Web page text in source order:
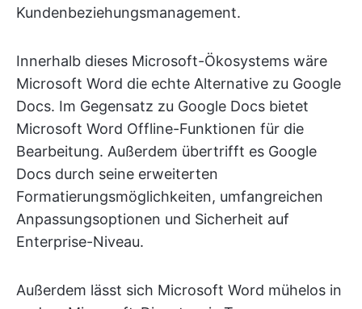
Kundenbeziehungsmanagement.
Innerhalb dieses Microsoft-Ökosystems wäre
Microsoft Word die echte Alternative zu Google
Docs. Im Gegensatz zu Google Docs bietet
Microsoft Word Offline-Funktionen für die
Bearbeitung. Außerdem übertrifft es Google
Docs durch seine erweiterten
Formatierungsmöglichkeiten, umfangreichen
Anpassungsoptionen und Sicherheit auf
Enterprise-Niveau.
Außerdem lässt sich Microsoft Word mühelos in